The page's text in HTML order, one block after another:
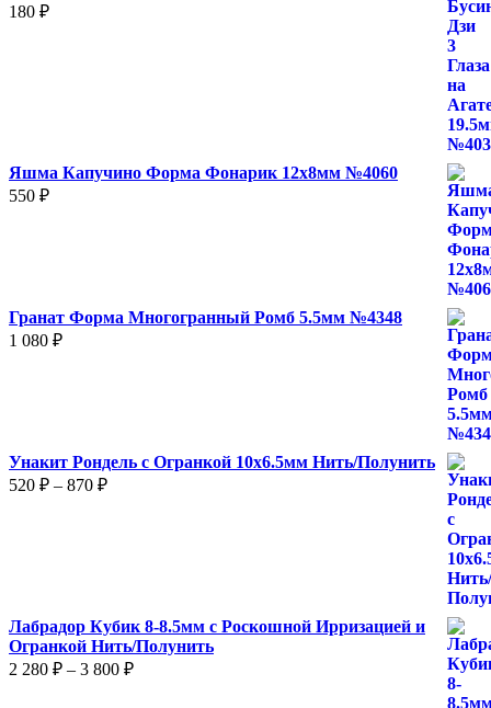
180 ₽
Яшма Капучино Форма Фонарик 12x8мм №4060
550 ₽
Гранат Форма Многогранный Ромб 5.5мм №4348
1 080 ₽
Унакит Рондель с Огранкой 10х6.5мм Нить/Полунить
520 ₽ – 870 ₽Диапазон
Лабрадор Кубик 8-8.5мм с Роскошной Ирризацией и
Огранкой Нить/Полунить
2 280 ₽ – 3 800 ₽Диапазон